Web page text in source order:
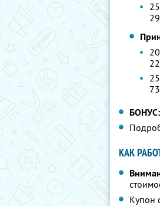
БОНУС:
КАК
Купон